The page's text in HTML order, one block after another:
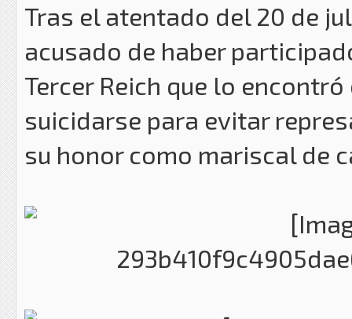
Tras el atentado del 20 de
acusado de haber
Tercer Reich que lo
suicidarse para evitar
su honor como mariscal de